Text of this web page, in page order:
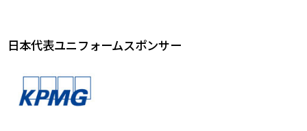
日本代表ユニフォームスポンサー